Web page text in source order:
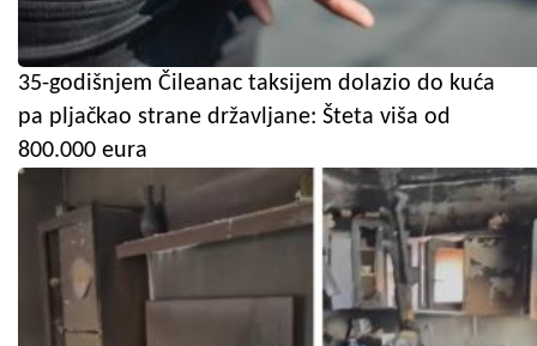
35-godišnjem Čileanac taksijem dolazio do kuća
pa pljačkao strane državljane: Šteta viša od
800.000 eura